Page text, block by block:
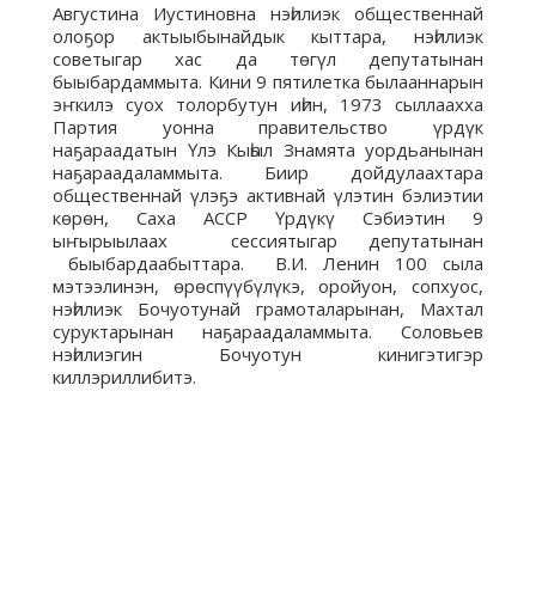
Августина Иустиновна нэһилиэк общественнай
олоҕор актыыбынайдык кыттара, нэһилиэк
советыгар хас да төгүл депутатынан
быыбардаммыта. Кини 9 пятилетка былааннарын
эҥкилэ суох толорбутун иһин, 1973 сыллаахха
Партия уонна правительство үрдүк
наҕараадатын Үлэ Кыһыл Знамята уордьанынан
наҕараадаламмыта. Биир дойдулаахтара
общественнай үлэҕэ активнай үлэтин бэлиэтии
көрөн, Саха АССР Үрдүкү Сэбиэтин 9
ыҥырыылаах сессиятыгар депутатынан
быыбардаабыттара. В.И. Ленин 100 сыла
мэтээлинэн, өрөспүүбүлүкэ, оройуон, сопхуос,
нэһилиэк Бочуотунай грамоталарынан, Махтал
суруктарынан наҕараадаламмыта. Соловьев
нэһилиэгин Бочуотун кинигэтигэр
киллэриллибитэ.